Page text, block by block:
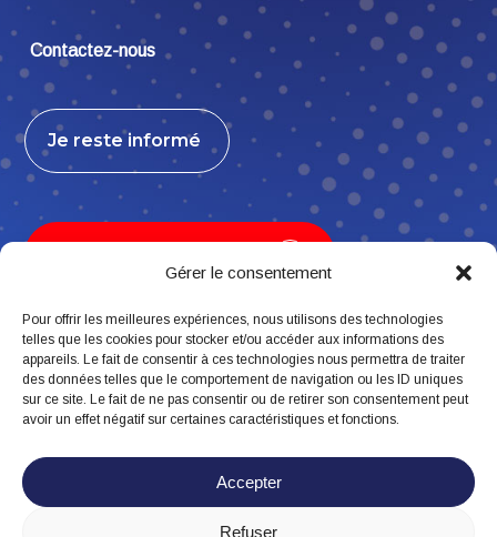
Gérer le consentement
Pour offrir les meilleures expériences, nous utilisons des technologies
telles que les cookies pour stocker et/ou accéder aux informations des
appareils. Le fait de consentir à ces technologies nous permettra de traiter
des données telles que le comportement de navigation ou les ID uniques
sur ce site. Le fait de ne pas consentir ou de retirer son consentement peut
avoir un effet négatif sur certaines caractéristiques et fonctions.
Accepter
Refuser
Contactez-nous
Je reste informé
Suivez-nous